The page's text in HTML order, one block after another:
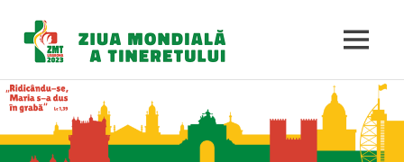
Sari
la
conținut
Mondială
a
MENU